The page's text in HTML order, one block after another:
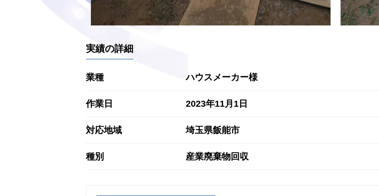
実績の詳細
業種 ハウスメーカー様
作業日 2023年11月1日
対応地域 埼玉県飯能市
種別 産業廃棄物回収